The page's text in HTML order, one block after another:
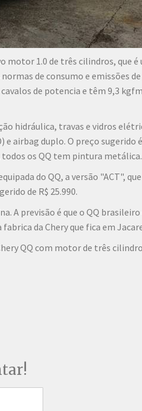
motor 1.0 de três cilindros, que
de consumo e emissões
de potencia e têm 9,3
hidráulica, travas e vidros
e airbag duplo. O preço sugerido
os QQ tem pintura metálica.
do QQ, a versão "ACT",
de R$ 25.990.
A previsão é que o QQ
da Chery que fica em
QQ com motor de três